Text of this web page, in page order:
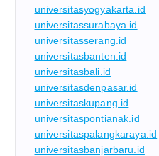
universitasyogyakarta.id
universitassurabaya.id
universitasserang.id
universitasbanten.id
universitasbali.id
universitasdenpasar.id
universitaskupang.id
universitaspontianak.id
universitaspalangkaraya.id
universitasbanjarbaru.id